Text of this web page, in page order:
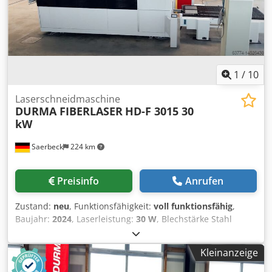
1 / 10
Saerbeck 224 km
Laserschneidmaschine
DURMA FIBERLASER HD-F 3015 30
kW
Preisinfo Anrufen
Zustand: neu, Funktionsfähigkeit: voll funktionsfähig,
Baujahr: 2024, Laserleistung: 30 W, Blechstärke Stahl
, Blechstärke Aluminium (max.):
Durma HD-F 3015 Fiber Laserschneidanlage in 30 kW,
präsentiert von Durma Maschinen GmbH, ist eineKleinanzeige